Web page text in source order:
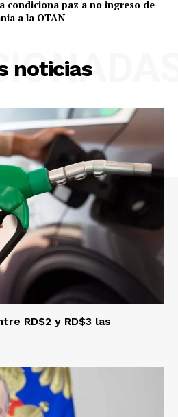
condiciona paz a no ingreso de
a la OTAN
noticias
RD$2 y RD$3 las